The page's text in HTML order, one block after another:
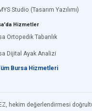
Studio (Tasarım Yazılımı)
Hizmetler
Ortopedik Tabanlık
Dijital Ayak Analizi
Bursa Hizmetleri
hekim değerlendirmesi